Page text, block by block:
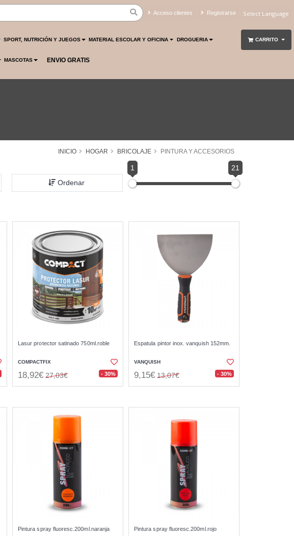
Acceso clientes Registrarse
Translate
SPORT, NUTRICIÓN Y JUEGOS MATERIAL ESCOLAR Y OFICINA DROGUERIA
MASCOTAS ENVIO GRATIS
CARRITO
INICIO HOGAR BRICOLAJE PINTURA Y ACCESORIOS
Ordenar
1 21
Lasur protector satinado 750ml.roble
COMPACTFIX
18,92€ 27,03€ - 30%
Espatula pintor inox. vanquish 152mm.
VANQUISH
9,15€ 13,07€ - 30%
Pintura spray fluoresc.200ml.naranja Pintura spray fluoresc.200ml.rojo